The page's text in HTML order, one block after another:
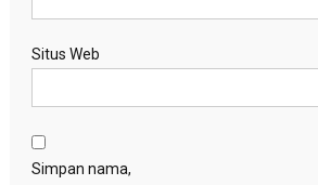
Situs Web
Simpan nama,